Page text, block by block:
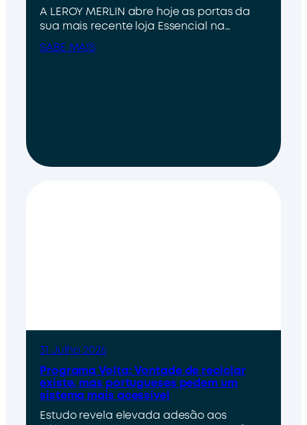
A LEROY MERLIN abre hoje as portas da
sua mais recente loja Essencial na…
SABE MAIS
31 Julho 2026
Programa Volta: Vontade de reciclar
existe, mas portugueses pedem um
sistema mais acessível
Estudo revela elevada adesão aos